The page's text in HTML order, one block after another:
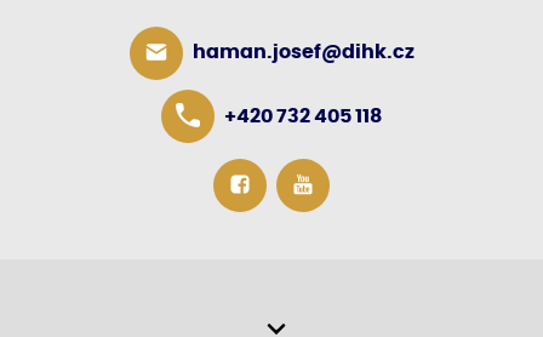
haman.josef@dihk.cz
+420 732 405 118